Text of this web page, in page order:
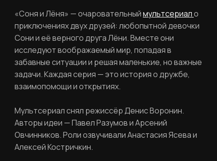
«Соня и Лёня» — очаровательныймультсериало
приключениях двух друзей: любопытной девочки
Сони и её верного друга Лёни. Вместе они
исследуют воображаемый мир, попадая в
забавные ситуации и решая маленькие, но важные
задачи. Каждая серия — это история о дружбе,
взаимопомощи и открытиях.
Мультсериал снял режиссёр Денис Воронин.
Авторы идеи — Павел Разумов и Арсений
Овчинников. Роли озвучивали Анастасия Ясева и
Алексей Костричкин.